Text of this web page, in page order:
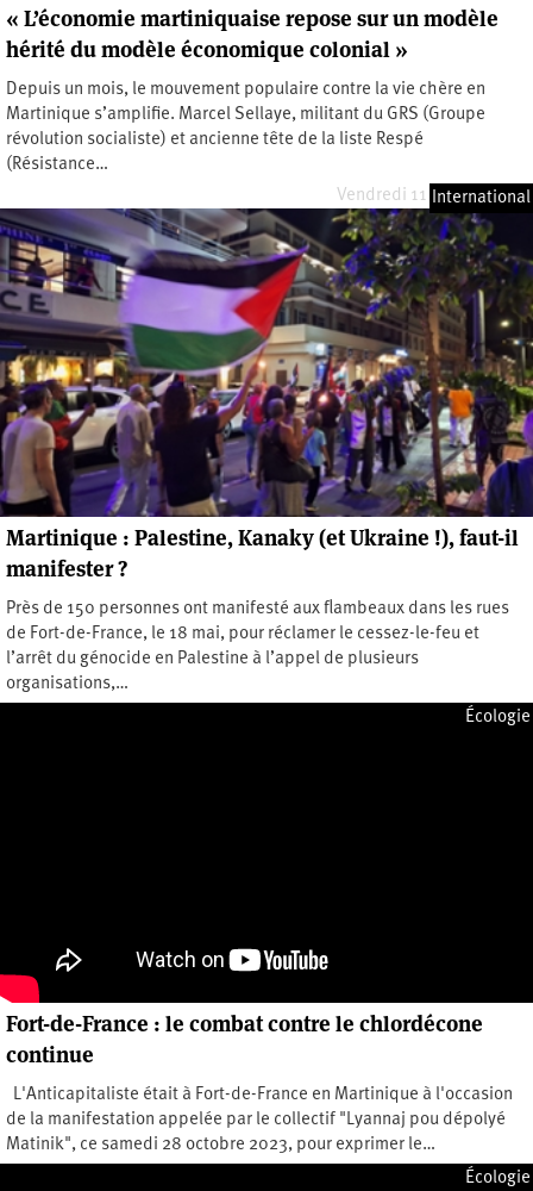
« L’économie martiniquaise repose sur un modèle
hérité du modèle économique colonial »
Depuis un mois, le mouvement populaire contre la vie chère en
Martinique s’amplifie. Marcel Sellaye, militant du GRS (Groupe
révolution socialiste) et ancienne tête de la liste Respé
(Résistance…
Vendredi 11 octobre 2024
International
Martinique : Palestine, Kanaky (et Ukraine !), faut-il
manifester ?
Près de 150 personnes ont manifesté aux flambeaux dans les rues
de Fort-de-France, le 18 mai, pour réclamer le cessez-le-feu et
l’arrêt du génocide en Palestine à l’appel de plusieurs
organisations,…
Vendredi 24 mai 2024
Écologie
Fort-de-France : le combat contre le chlordécone
continue
L'Anticapitaliste était à Fort-de-France en Martinique à l'occasion
de la manifestation appelée par le collectif "Lyannaj pou dépolyé
Matinik", ce samedi 28 octobre 2023, pour exprimer le…
Dimanche 29 octobre 2023
Écologie